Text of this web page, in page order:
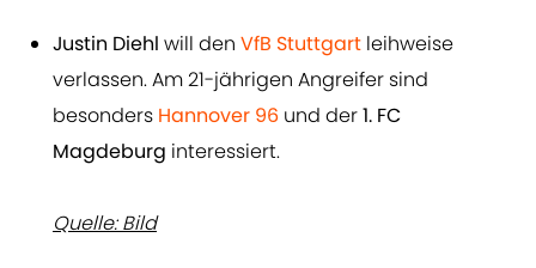
Justin Diehl will den VfB Stuttgart leihweise
verlassen. Am 21-jährigen Angreifer sind
besonders Hannover 96 und der1. FC
Magdeburg interessiert.
Quelle: Bild